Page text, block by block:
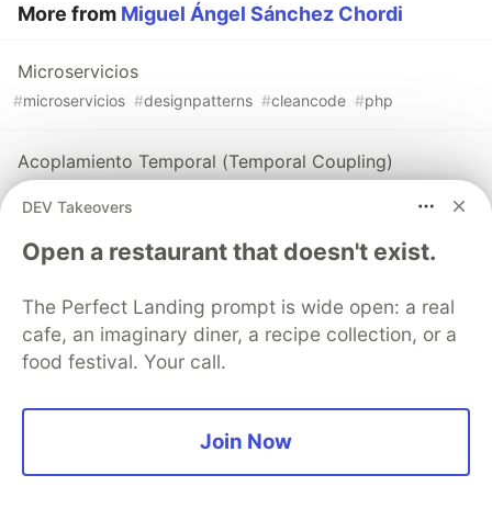
More from Miguel Ángel Sánchez Chordi
Microservicios
#microservicios #designpatterns #cleancode #php
Acoplamiento Temporal (Temporal Coupling)
#
Una interfaz para controlarlos a todos: Patrón adapter
portsandadapters
DEV Takeovers
Open a restaurant that doesn't exist.
The Perfect Landing prompt is wide open: a real
cafe, an imaginary diner, a recipe collection, or a
food festival. Your call.
Join Now